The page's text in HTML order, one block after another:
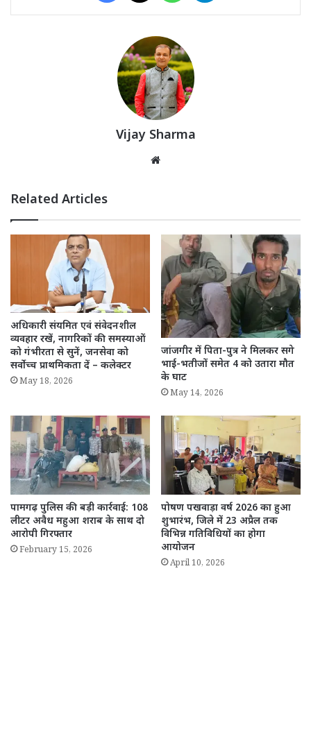
Vijay Sharma
Related Articles
अधिकारी संयमित एवं संवेदनशील
व्यवहार रखें, नागरिकों की समस्याओं
को गंभीरता से सुनें, जनसेवा को
सर्वोच्च प्राथमिकता दें – कलेक्टर
May 18, 2026
जांजगीर में पिता-पुत्र ने मिलकर सगे
भाई-भतीजों समेत 4 को उतारा मौत
के घाट
May 14, 2026
पामगढ़ पुलिस की बड़ी कार्रवाई: 108
लीटर अवैध महुआ शराब के साथ दो
आरोपी गिरफ्तार
February 15, 2026
पोषण पखवाड़ा वर्ष 2026 का हुआ
शुभारंभ, जिले में 23 अप्रैल तक
विभिन्न गतिविधियों का होगा
आयोजन
April 10, 2026